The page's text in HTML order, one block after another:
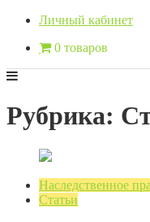
Личный кабинет
0 товаров
Рубрика:
Наследственное
Статьи